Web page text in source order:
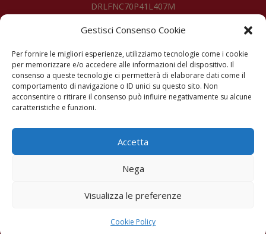
Gestisci Consenso Cookie
Per fornire le migliori esperienze, utilizziamo tecnologie come i cookie
per memorizzare e/o accedere alle informazioni del dispositivo. Il
consenso a queste tecnologie ci permetterà di elaborare dati come il
comportamento di navigazione o ID unici su questo sito. Non
acconsentire o ritirare il consenso può influire negativamente su alcune
caratteristiche e funzioni.
Accetta
Nega
Visualizza le preferenze
Cookie Policy
DRLFNC70P41L407M
RITRATTI